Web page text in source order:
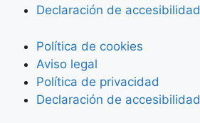
Declaración de accesibilidad
Política de cookies
Aviso legal
Política de privacidad
Declaración de accesibilidad